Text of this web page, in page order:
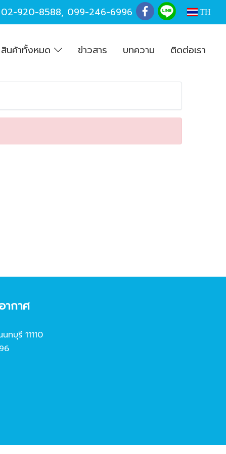
02-920-8588, 099-246-6996 TH
สินค้าทั้งหมด ข่าวสาร บทความ ติดต่อเรา
ากาศ
บุรี 11110